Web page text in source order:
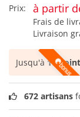
Prix:
à partir
Frais de
Livraison
Jusqu'à17
672 artisans